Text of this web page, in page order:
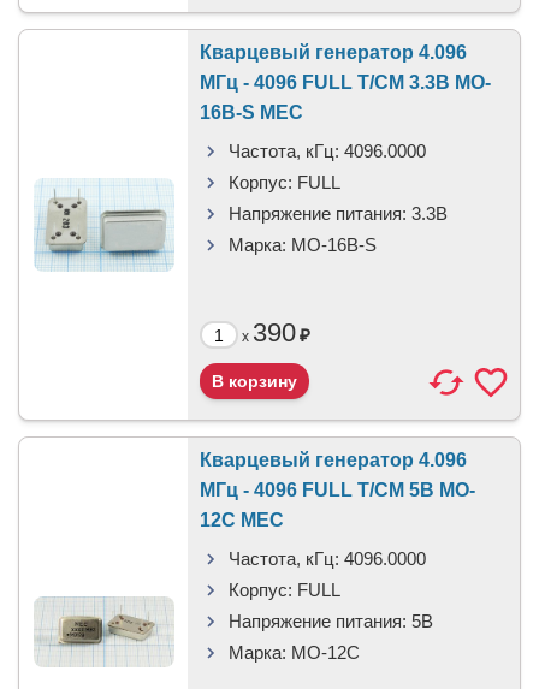
Кварцевый генератор 4.096
МГц - 4096 FULL T/CM 3.3В MO-
16B-S MEC
Частота, кГц: 4096.0000
Корпус: FULL
Напряжение питания: 3.3В
Марка: MO-16B-S
x 390₽
Кварцевый генератор 4.096
МГц - 4096 FULL T/CM 5В MO-
12C MEC
Частота, кГц: 4096.0000
Корпус: FULL
Напряжение питания: 5В
Марка: MO-12C